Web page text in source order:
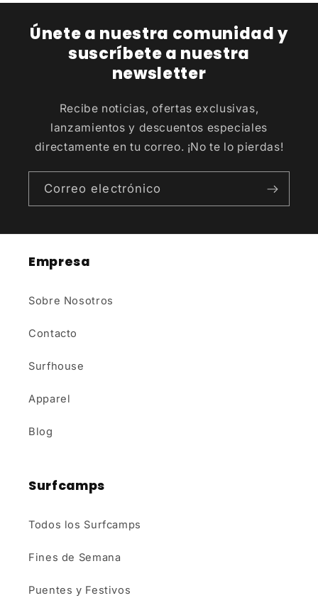
Únete a nuestra comunidad y
suscríbete a nuestra
newsletter
Recibe noticias, ofertas exclusivas,
lanzamientos y descuentos especiales
directamente en tu correo. ¡No te lo pierdas!
Correo electrónico
Empresa
Sobre Nosotros
Contacto
Surfhouse
Apparel
Blog
Surfcamps
Todos los Surfcamps
Fines de Semana
Puentes y Festivos